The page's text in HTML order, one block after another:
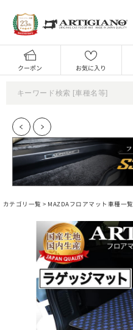
クーポン お気に入り
カテゴリ一覧 > MAZDAフロアマット車種一覧